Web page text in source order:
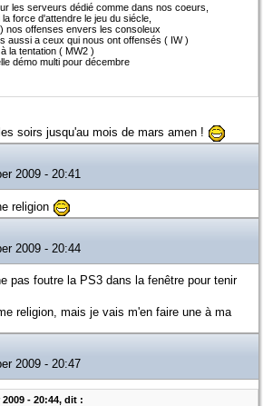
les serveurs dédié comme dans nos coeurs,
force d'attendre le jeu du siécle,
nos offenses envers les consoleux
aussi a ceux qui nous ont offensés ( IW )
la tentation ( MW2 )
démo multi pour décembre
soirs jusqu'au mois de mars amen !
2009 - 20:41
religion
2009 - 20:44
pas foutre la PS3 dans la fenêtre pour tenir
religion, mais je vais m'en faire une à ma
2009 - 20:47
- 20:44, dit :